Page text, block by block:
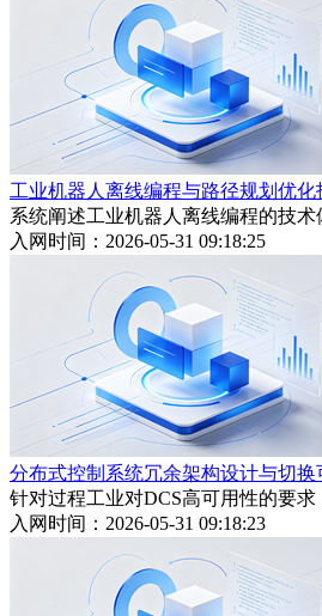
工业机器人离线编程与路径规划优化
系统阐述工业机器人离线编程的技
入网时间：2026-05-31 09:18:25
分布式控制系统冗余架构设计与切换
针对过程工业对DCS高可用性的要
入网时间：2026-05-31 09:18:23